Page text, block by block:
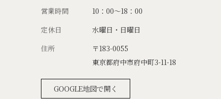
営業時間
10：00～18：00
定休日
水曜日・日曜日
住所
〒183-0055
東京都府中市府中町3-11-18
GOOGLE地図で開く